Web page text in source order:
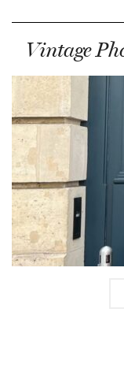
Vintage